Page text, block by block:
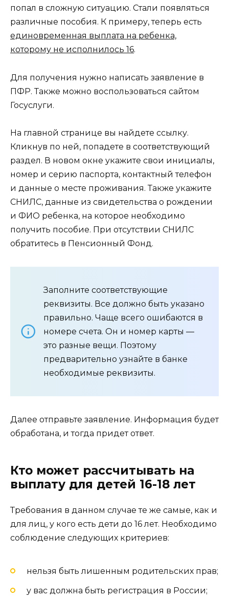
попал в сложную ситуацию. Стали появляться
различные пособия. К примеру, теперь есть
единовременная выплата на ребенка,
которому не исполнилось 16.
Для получения нужно написать заявление в
ПФР. Также можно воспользоваться сайтом
Госуслуги.
На главной странице вы найдете ссылку.
Кликнув по ней, попадете в соответствующий
раздел. В новом окне укажите свои инициалы,
номер и серию паспорта, контактный телефон
и данные о месте проживания. Также укажите
СНИЛС, данные из свидетельства о рождении
и ФИО ребенка, на которое необходимо
получить пособие. При отсутствии СНИЛС
обратитесь в Пенсионный Фонд.
Заполните соответствующие
реквизиты. Все должно быть указано
правильно. Чаще всего ошибаются в
номере счета. Он и номер карты —
это разные вещи. Поэтому
предварительно узнайте в банке
необходимые реквизиты.
Далее отправьте заявление. Информация будет
обработана, и тогда придет ответ.
Кто может рассчитывать на
выплату для детей 16-18 лет
Требования в данном случае те же самые, как и
для лиц, у кого есть дети до 16 лет. Необходимо
соблюдение следующих критериев:
нельзя быть лишенным родительских прав;
у вас должна быть регистрация в России;